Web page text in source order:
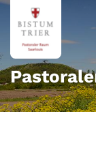
Zum Inhalt